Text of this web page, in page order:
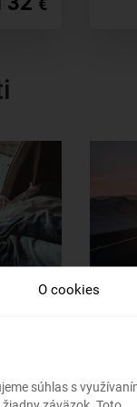
€
si auto aO cookies
súhlas s